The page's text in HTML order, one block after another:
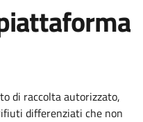
di raccolta autorizzato,
differenziati che non